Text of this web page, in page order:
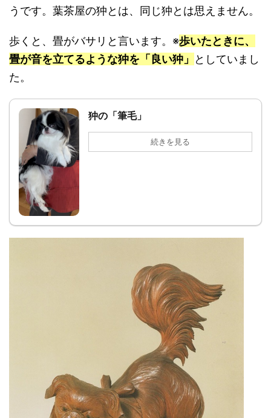
うです。葉茶屋の狆とは、同じ狆とは思えません。
歩くと、畳がバサリと言います。※歩いたときに、
畳が音を立てるような狆を「良い狆」
としていまし
た。
狆の「筆毛」
続きを見る